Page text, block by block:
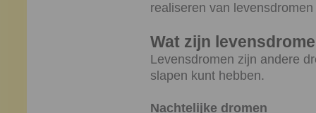
realiseren van
Wat zijn
Levensdromen zijn andere
slapen kunt hebben.
Nachtelijke dromen